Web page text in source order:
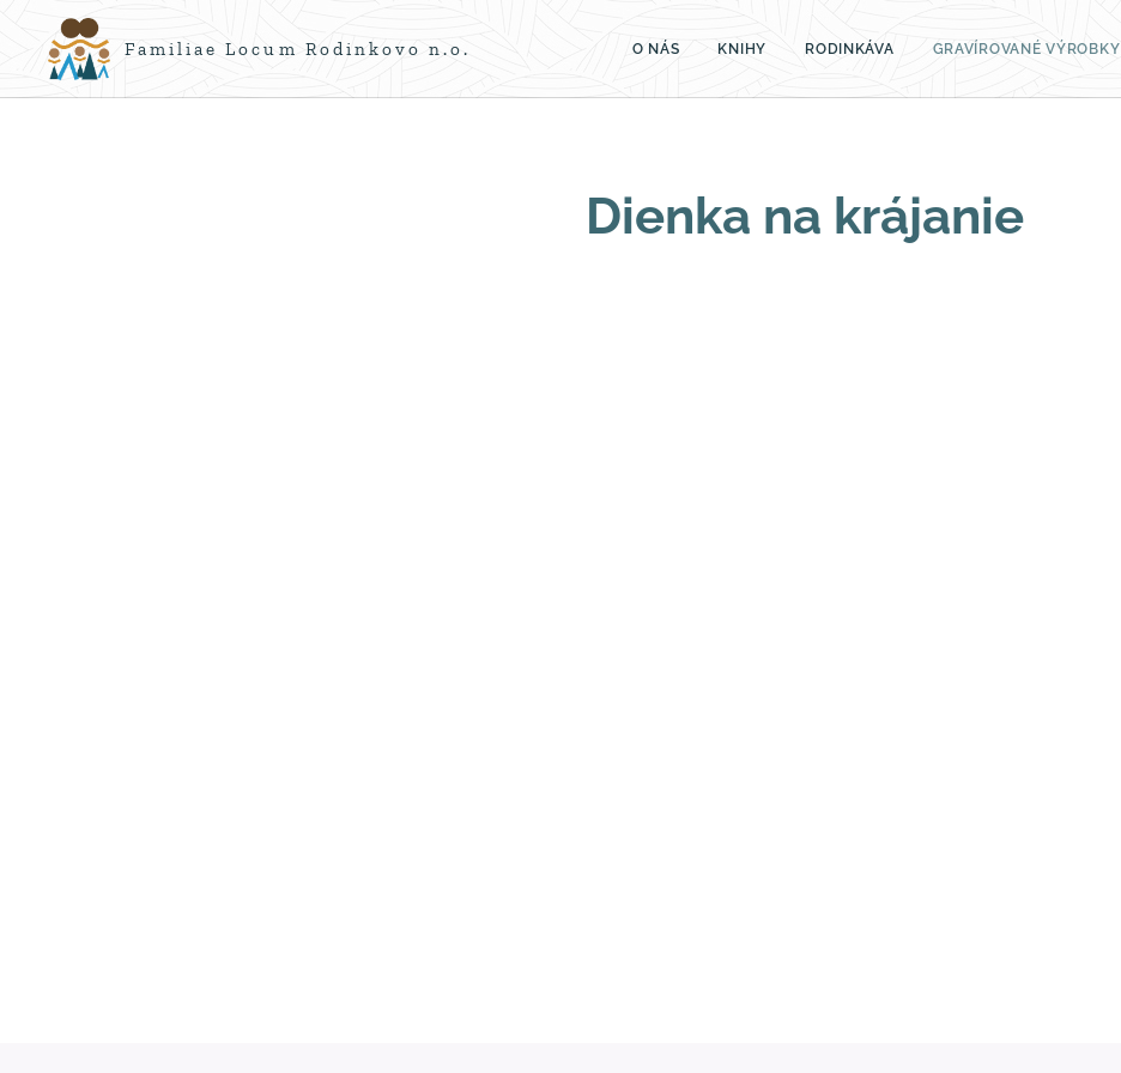
Familiae Locum Rodinkovo n.o. O NÁS KNIHY RODINKÁVA GRAVÍROVANÉ VÝROBKY
Dienka na krájanie